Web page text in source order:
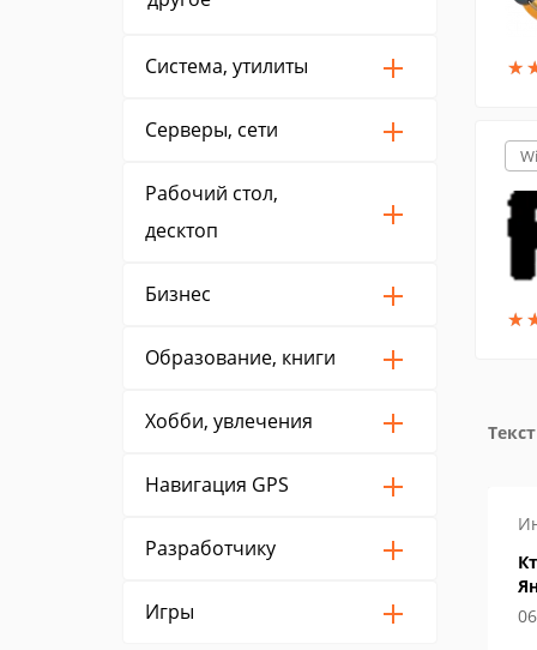
Система, утилиты
Серверы, сети
Рабочий стол,
десктоп
Бизнес
Образование, книги
Хобби, увлечения
Навигация GPS
Разработчику
Игры
★
★
★
★
Как включить
Discord
14 мая 2019